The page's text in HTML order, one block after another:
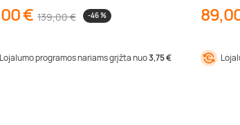
€ 139,00 € -46 %
Lojalumo programos nariams grįžta nuo3,75 €